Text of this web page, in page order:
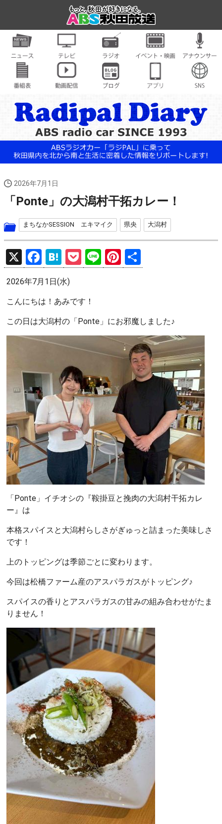
2026年7月1日
「Ponte」の大潟村干拓カレー！
まちなかSESSION エキマイク 県央 大潟村
X
F
a
ce
b
o
o
H
at
e
n
a
P
o
et
Li
n
Pi
nt
t
有
2026年7月1日(水)
こんにちは！あみです！
この日は大潟村の「Ponte」にお邪魔しました♪
「Ponte」イチオシの『鞍掛豆と挽肉の大潟村干拓カレ
ー』は
本格スパイスと大潟村らしさがぎゅっと詰まった美味しさ
です！
上のトッピングは季節ごとに変わります。
今回は松橋ファーム産のアスパラガスがトッピング♪
スパイスの香りとアスパラガスの甘みの組み合わせがたま
りません！